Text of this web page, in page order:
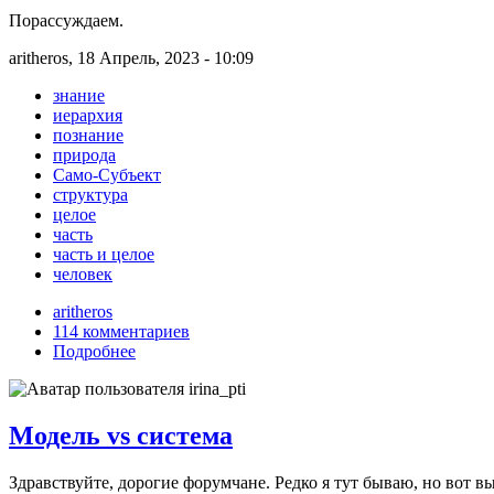
Порассуждаем.
aritheros, 18 Апрель, 2023 - 10:09
знание
иерархия
познание
природа
Само-Субъект
структура
целое
часть
часть и целое
человек
aritheros
114 комментариев
Подробнее
Модель vs система
Здравствуйте, дорогие форумчане. Редко я тут бываю, но вот